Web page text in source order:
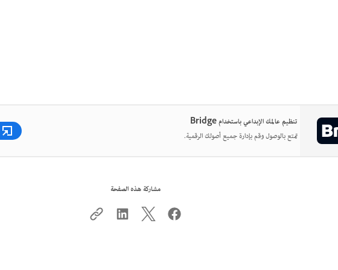
تنظيم عالمك الإبداعي باستخدام Bridge
تمتع بالوصول وقم بإدارة جميع أصولك الرقمية.
مشاركة هذه الصفحة